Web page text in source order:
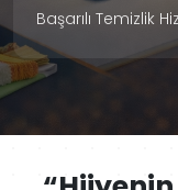
Başarılı Temizlik